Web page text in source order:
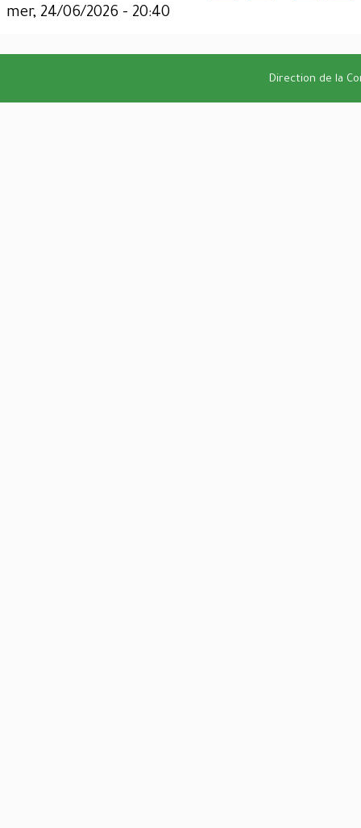
mer, 24/06/2026 - 20:40
Direction de la